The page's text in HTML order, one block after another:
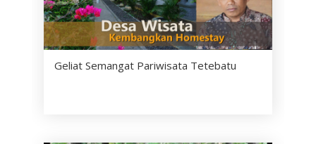
Geliat Semangat Pariwisata Tetebatu